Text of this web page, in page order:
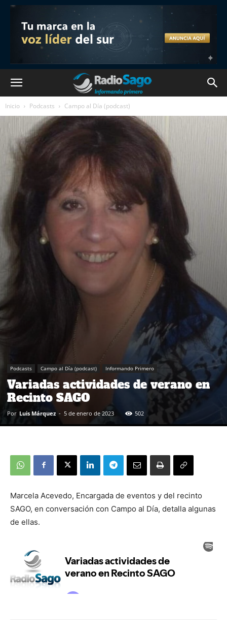
Inicio Podcasts Campo al Día (podcast)
Podcasts Campo al Día (podcast) Informando Primero
Variadas actividades de verano en
Recinto SAGO
Por Luis Márquez - 5 de enero de 2023 502
Marcela Acevedo, Encargada de eventos y del recinto
SAGO, en conversación con Campo al Día, detalla algunas
de ellas.